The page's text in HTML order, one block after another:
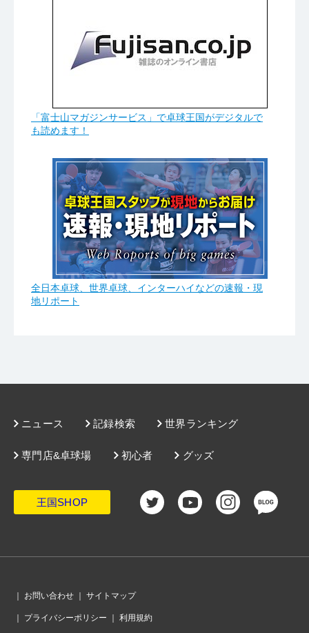
「富士山マガジンサービス」で卓球王国がデジタルで
も読めます！
全日本卓球、世界卓球、インターハイなどの速報・現
地リポート
ニュース 記録検索 世界ランキング
グッズ
専門店&卓球場 初心者
王国SHOP
｜ お問い合わせ ｜ サイトマップ
｜ プライバシーポリシー ｜ 利用規約